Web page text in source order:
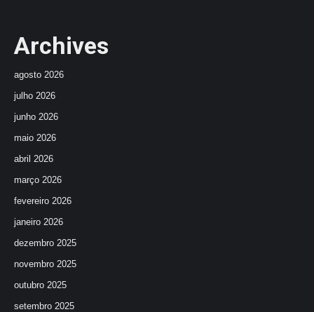
Archives
agosto 2026
julho 2026
junho 2026
maio 2026
abril 2026
março 2026
fevereiro 2026
janeiro 2026
dezembro 2025
novembro 2025
outubro 2025
setembro 2025